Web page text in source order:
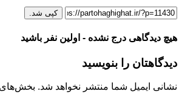
کپی شد.
هیچ دیدگاهی درج نشده - اولین نفر باشید
دیدگاهتان را بنویسید
نشانی ایمیل شما منتشر نخواهد شد. بخش‌های